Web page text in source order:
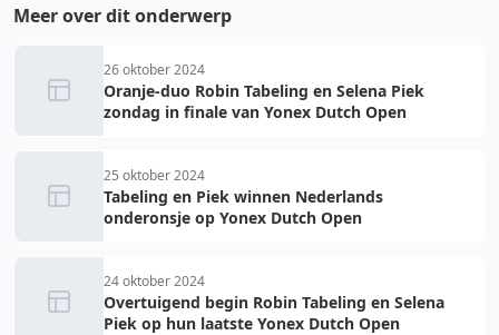
Meer over dit onderwerp
26 oktober 2024
Oranje-duo Robin Tabeling en Selena Piek
zondag in finale van Yonex Dutch Open
25 oktober 2024
Tabeling en Piek winnen Nederlands
onderonsje op Yonex Dutch Open
24 oktober 2024
Overtuigend begin Robin Tabeling en Selena
Piek op hun laatste Yonex Dutch Open